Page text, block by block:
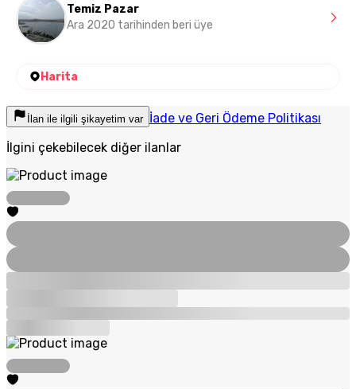
Temiz Pazar
Ara 2020 tarihinden beri üye
Harita
İlan ile ilgili şikayetim var İade ve Geri Ödeme Politikası
İlgini çekebilecek diğer ilanlar